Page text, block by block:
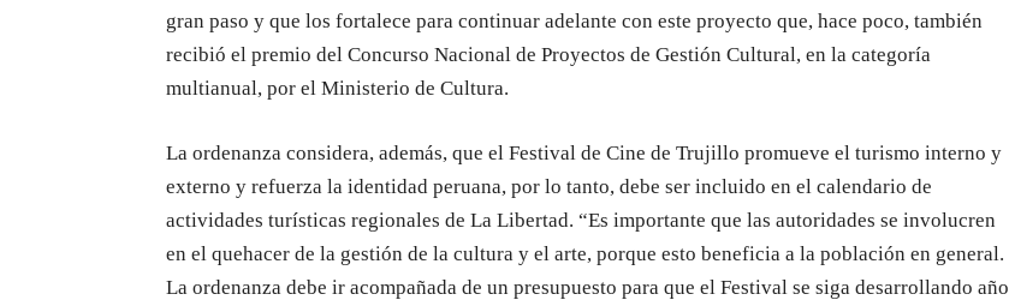
gran paso y que los fortalece para continuar adelante con este proyecto que, hace poco, también
recibió el premio del Concurso Nacional de Proyectos de Gestión Cultural, en la categoría
multianual, por el Ministerio de Cultura.
La ordenanza considera, además, que el Festival de Cine de Trujillo promueve el turismo interno y
externo y refuerza la identidad peruana, por lo tanto, debe ser incluido en el calendario de
actividades turísticas regionales de La Libertad. “Es importante que las autoridades se involucren
en el quehacer de la gestión de la cultura y el arte, porque esto beneficia a la población en general.
La ordenanza debe ir acompañada de un presupuesto para que el Festival se siga desarrollando año